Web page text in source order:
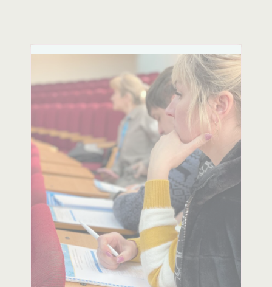
вагітних та породіль.
Консультації психологів для
вагітних та породіль.
Щеплення дітей.